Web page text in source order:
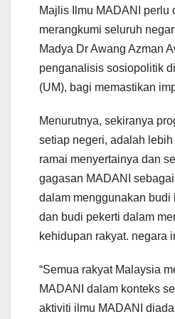
Majlis Ilmu MADANI perlu
merangkumi seluruh
Madya Dr Awang Azman
penganalisis sosiopolitik
(UM), bagi memastikan
Menurutnya, sekiranya
setiap negeri, adalah
ramai menyertainya dan
gagasan MADANI
dalam menggunakan budi
dan budi pekerti dalam
kehidupan rakyat. negara
“Semua rakyat Malaysia
MADANI dalam konteks
aktiviti ilmu MADANI